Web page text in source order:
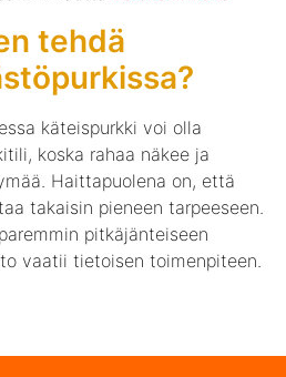
tehdä
käteispurkki voi olla
koska rahaa näkee ja
Haittapuolena on, että
takaisin pieneen tarpeeseen.
pitkäjänteiseen
vaatii tietoisen toimenpiteen.